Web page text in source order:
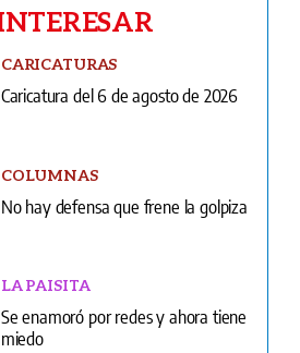
COLUMNAS
No hay defensa que frene la golpiza
LA PAISITA
Se enamoró por redes y ahora tiene
INFIDENCIAS Y CONFIDENCIAS
Infidencias y confidencias del 6 de
agosto de 2026